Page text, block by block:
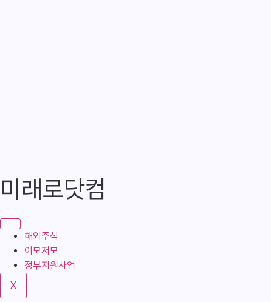
텐
로
기
미래로닷컴
해외주식
이모저모
정부지원사업
X